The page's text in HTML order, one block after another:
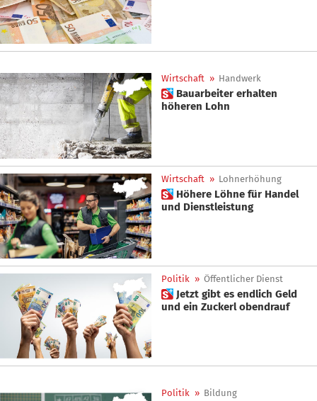
Wirtschaft » Handwerk
 Bauarbeiter erhalten
höheren Lohn
Wirtschaft » Lohnerhöhung
 Höhere Löhne für Handel
und Dienstleistung
Politik » Öffentlicher Dienst
 Jetzt gibt es endlich Geld
und ein Zuckerl obendrauf
Politik » Bildung